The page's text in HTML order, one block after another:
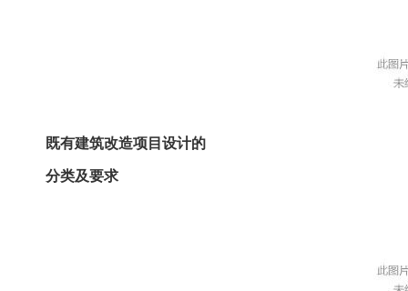
既有建筑改造项目设计的
分类及要求